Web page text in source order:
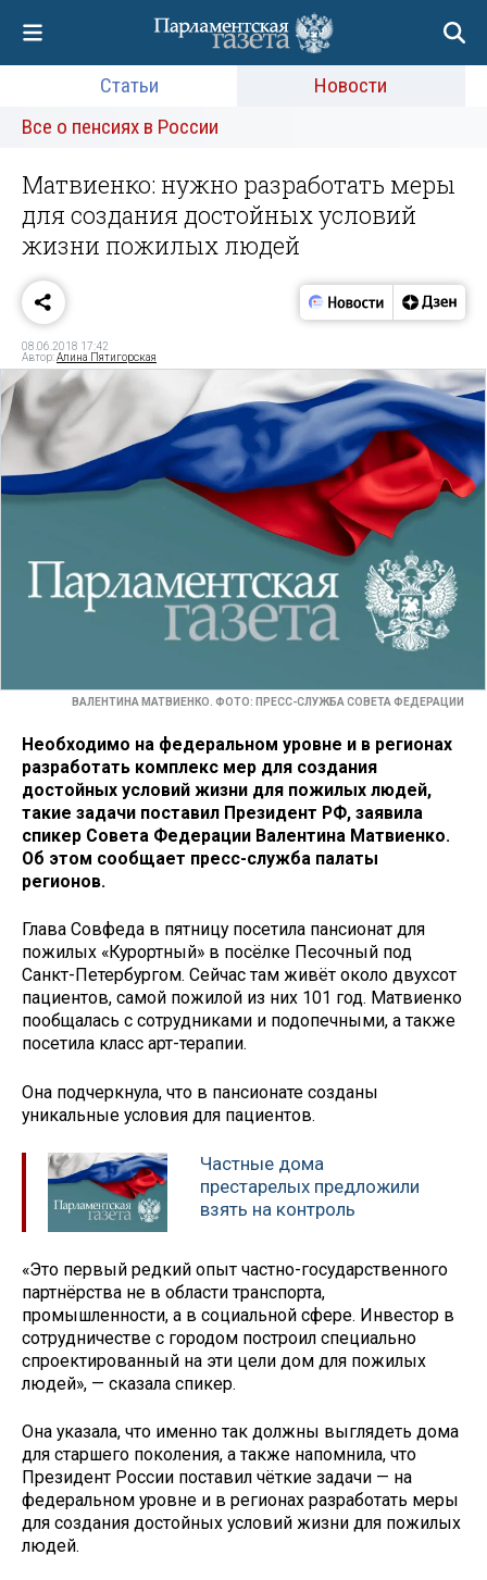
Статьи
Новости
Все о пенсиях в России
Матвиенко: нужно разработать меры
для создания достойных условий
жизни пожилых людей
08.06.2018 17:42
Автор:Алина Пятигорская
ВАЛЕНТИНА МАТВИЕНКО. ФОТО: ПРЕСС-СЛУЖБА СОВЕТА ФЕДЕРАЦИИ
Необходимо на федеральном уровне и в регионах
разработать комплекс мер для создания
достойных условий жизни для пожилых людей,
такие задачи поставил Президент РФ, заявила
спикер Совета Федерации Валентина Матвиенко.
Об этом сообщает пресс-служба палаты
регионов.
Глава Совфеда в пятницу посетила пансионат для
пожилых «Курортный» в посёлке Песочный под
Санкт-Петербургом. Сейчас там живёт около двухсот
пациентов, самой пожилой из них 101 год. Матвиенко
пообщалась с сотрудниками и подопечными, а также
посетила класс арт-терапии.
Она подчеркнула, что в пансионате созданы
уникальные условия для пациентов.
Частные дома
престарелых предложили
взять на контроль
«Это первый редкий опыт частно-государственного
партнёрства не в области транспорта,
промышленности, а в социальной сфере. Инвестор в
сотрудничестве с городом построил специально
спроектированный на эти цели дом для пожилых
людей», — сказала спикер.
Она указала, что именно так должны выглядеть дома
для старшего поколения, а также напомнила, что
Президент России поставил чёткие задачи — на
федеральном уровне и в регионах разработать меры
для создания достойных условий жизни для пожилых
людей.